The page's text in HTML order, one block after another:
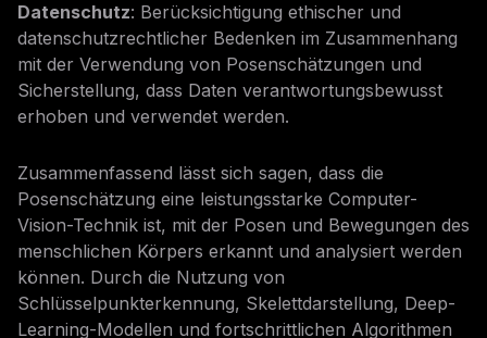
Datenschutz: Berücksichtigung ethischer und
datenschutzrechtlicher Bedenken im Zusammenhang
mit der Verwendung von Posenschätzungen und
Sicherstellung, dass Daten verantwortungsbewusst
erhoben und verwendet werden.
Zusammenfassend lässt sich sagen, dass die
Posenschätzung eine leistungsstarke Computer-
Vision-Technik ist, mit der Posen und Bewegungen des
menschlichen Körpers erkannt und analysiert werden
können. Durch die Nutzung von
Schlüsselpunkterkennung, Skelettdarstellung, Deep-
Learning-Modellen und fortschrittlichen Algorithmen